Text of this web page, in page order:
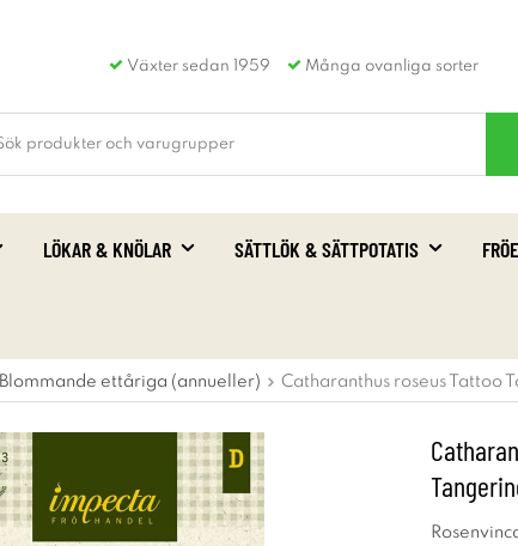
Växter sedan 1959 Många ovanliga sorter
LÖKAR & KNÖLAR SÄTTLÖK & SÄTTPOTATIS
Blommande ettåriga (annueller) Catharanthus roseus Tattoo